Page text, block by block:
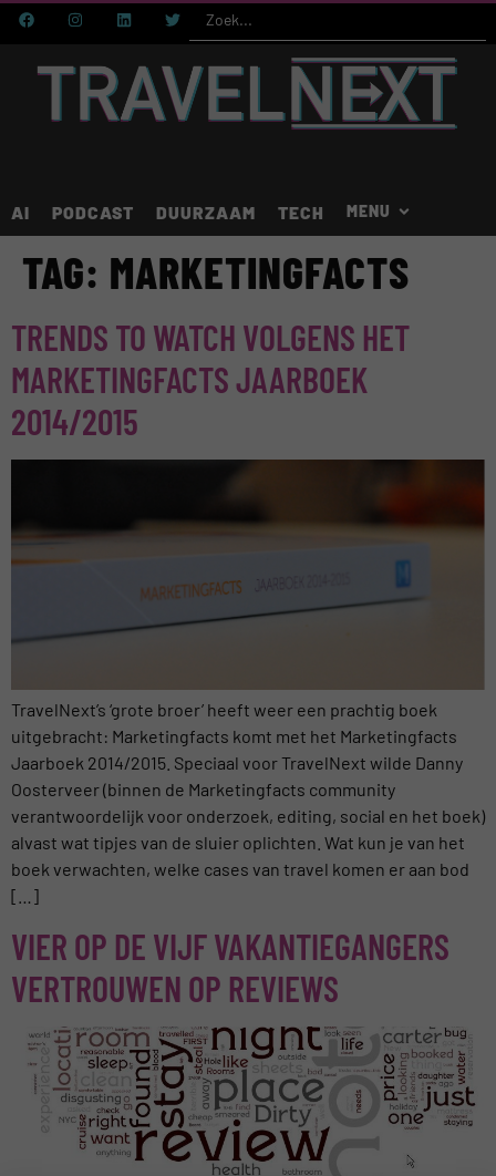
AI PODCAST DUURZAAM TECH
TAG: MARKETINGFACTS
TRENDS TO WATCH VOLGENS HET
MARKETINGFACTS JAARBOEK
2014/2015
TravelNext’s ‘grote broer’ heeft weer een prachtig boek
uitgebracht: Marketingfacts komt met het Marketingfacts
Jaarboek 2014/2015. Speciaal voor TravelNext wilde Danny
Oosterveer (binnen de Marketingfacts community
verantwoordelijk voor onderzoek, editing, social en het boek)
alvast wat tipjes van de sluier oplichten. Wat kun je van het
boek verwachten, welke cases van travel komen er aan bod
[…]
VIER OP DE VIJF VAKANTIEGANGERS
VERTROUWEN OP REVIEWS